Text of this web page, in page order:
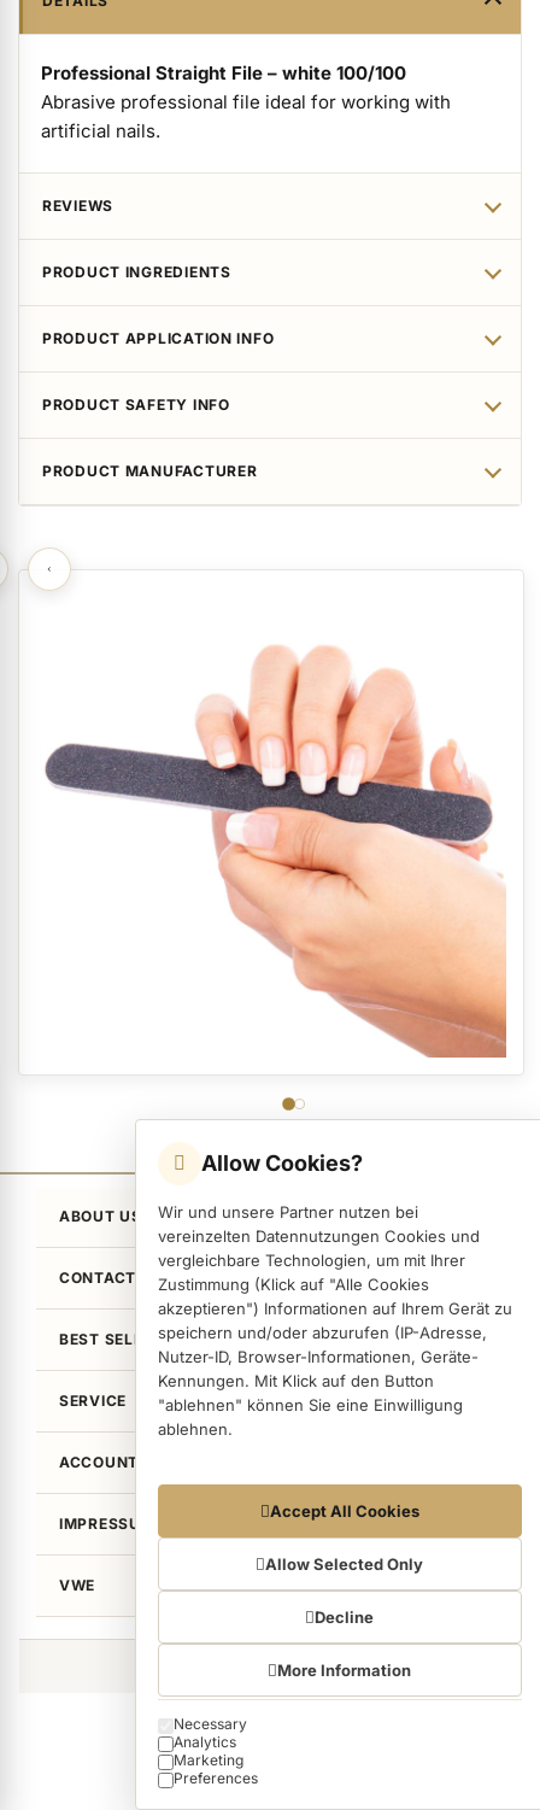
Allow Cookies?
Wir und unsere Partner nutzen bei
vereinzelten Datennutzungen Cookies und
vergleichbare Technologien, um mit Ihrer
Zustimmung (Klick auf "Alle Cookies
akzeptieren") Informationen auf Ihrem Gerät zu
speichern und/oder abzurufen (IP-Adresse,
Nutzer-ID, Browser-Informationen, Geräte-
Kennungen. Mit Klick auf den Button
"ablehnen" können Sie eine Einwilligung
ablehnen.
Datennutzungen
Wir arbeiten mit Partnern zusammen, die von
Ihrem Endgerät abgerufene Daten
(Trackingdaten) auch zu eigenen Zwecken
(z.B. Profilbildungen) / zu Zwecken Dritter
sondern auch deren Weiterverarbeitung durch
diese Anbieter einer Einwilligung. Die
Trackingdaten werden erst dann erhoben,
wenn Sie auf den in dem Button "Alle Cookies
akzeptieren" klicken. Bei den Partnern handelt
Accept All Cookies
Allow Selected Only
Decline
More Information
Cookie categories
Necessary
Analytics
Marketing
Preferences
Professional Straight File – white 100/100
Abrasive professional file ideal for working with
artificial nails.
REVIEWS
PRODUCT INGREDIENTS
PRODUCT APPLICATION INFO
PRODUCT SAFETY INFO
PRODUCT MANUFACTURER
ABOUT US
CONTACT
BEST SELLER
SERVICE
ACCOUNT
IMPRESSUM / LEGAL
VWE
©von Wellean EigenArt e.K. 2026